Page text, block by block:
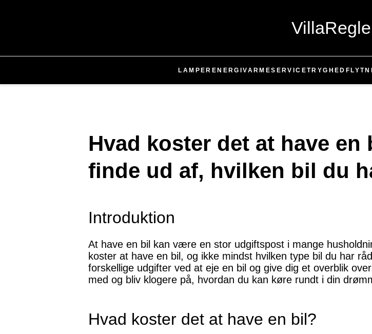
LAMPER ENERGIVARMESERVICETRYGHED
Hvad koster det at have
finde ud af, hvilken bil du
Introduktion
At have en bil kan være en stor udgiftspost i mange
koster at have en bil, og ikke mindst hvilken type bil du har
forskellige udgifter ved at eje en bil og give dig et overblik
med og bliv klogere på, hvordan du kan køre rundt i din
Hvad koster det at have en bil?